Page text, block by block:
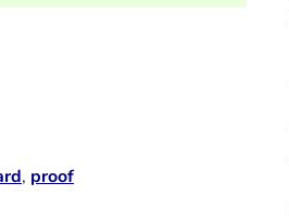
, proof